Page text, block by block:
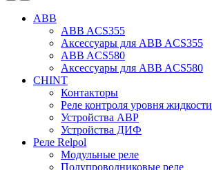
ABB
ABB ACS355
Аксессуары для ABB ACS355
ABB ACS580
Аксессуары для ABB ACS580
CHINT
Контакторы
Реле контроля уровня жидкости
Устройства АВР
Устройства ДИФ
Реле Relpol
Модульные реле
Полупроводниковые реле